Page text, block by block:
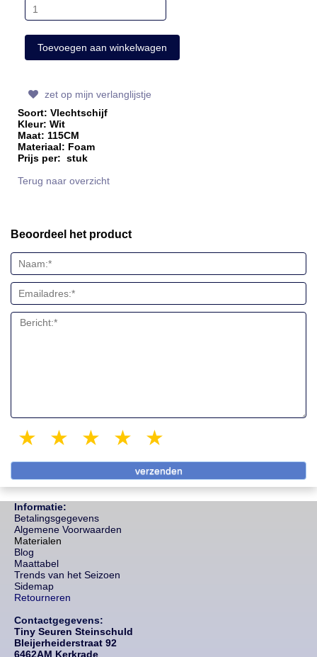
zet op mijn verlanglijstje
Soort: Vlechtschijf
Kleur: Wit
Maat: 115CM
Materiaal: Foam
Prijs per: stuk
Terug naar overzicht
Beoordeel het product
4 stars
3 stars
2 stars
1 star
Informatie:
Betalingsgegevens
Algemene Voorwaarden
Materialen
Blog
Maattabel
Trends van het Seizoen
Sidemap
Retourneren
Contactgegevens:
Tiny Seuren Steinschuld
Bleijerheiderstraat 92
6462AM Kerkrade